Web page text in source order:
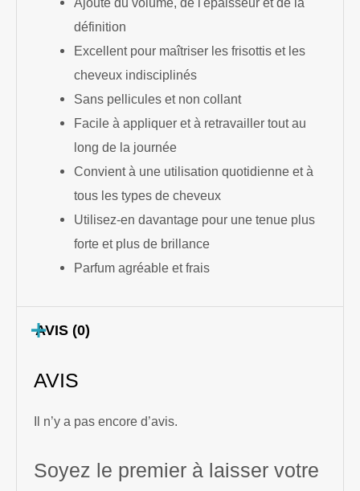
définition
Excellent pour maîtriser les frisottis et les
cheveux indisciplinés
Sans pellicules et non collant
Facile à appliquer et à retravailler tout au
long de la journée
Convient à une utilisation quotidienne et à
tous les types de cheveux
Utilisez-en davantage pour une tenue plus
forte et plus de brillance
Parfum agréable et frais
AVIS (0)
AVIS
Il n’y a pas encore d’avis.
Soyez le premier à laisser votre